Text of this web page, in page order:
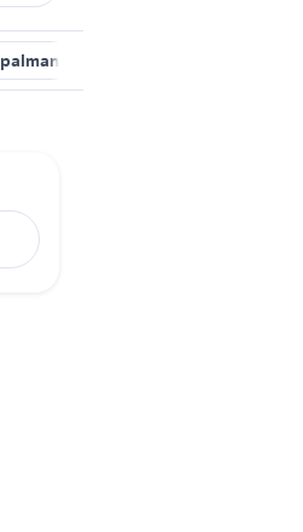
Udine provincia